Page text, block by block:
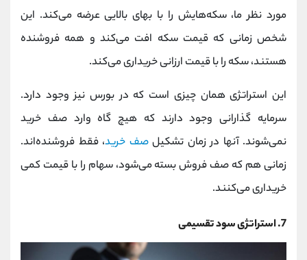
مورد نظر ما، سکه‌هایش را با بهای بالایی عرضه می‌کند. این
شخص زمانی که قیمت سکه افت می‌کند و همه فروشنده
هستند، سکه را با قیمت ارزانی خریداری می‌کند.
این استراتژی همان چیزی است که در بورس نیز وجود دارد.
سرمایه گذارانی وجود دارند که هیچ گاه وارد صف خرید
نمی‌شوند. آنها در زمان تشکیلصف خرید، فقط فروشنده‌اند.
زمانی هم که صف فروش بسته می‌شود، سهام را با قیمت کمی
خریداری می‌کنند.
7. استراتژی سود تقسیمی